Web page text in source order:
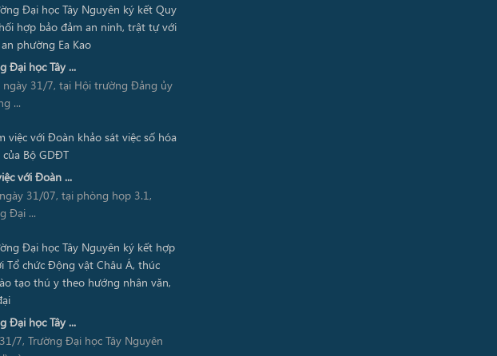
Đại học Tây ...
ngày 31/7, tại Hội trường Đảng ủy
...
với Đoàn ...
31/07, tại phòng họp 3.1,
Đại ...
Đại học Tây ...
7, Trường Đại học Tây Nguyên